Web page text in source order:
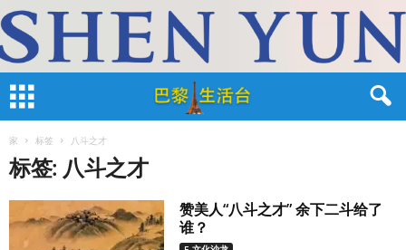
家 标签 八斗之才
标签: 八斗之才
赞美人“八斗之才” 余下二斗给了
谁？